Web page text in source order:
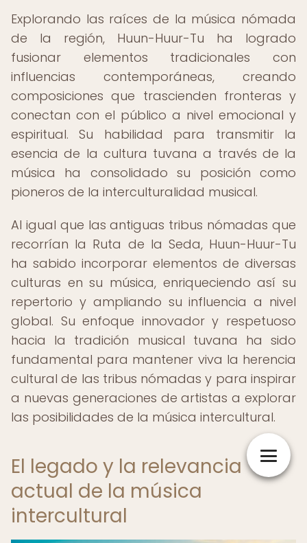
Explorando las raíces de la música nómada
de la región, Huun-Huur-Tu ha logrado
fusionar elementos tradicionales con
influencias contemporáneas, creando
composiciones que trascienden fronteras y
conectan con el público a nivel emocional y
espiritual. Su habilidad para transmitir la
esencia de la cultura tuvana a través de la
música ha consolidado su posición como
pioneros de la interculturalidad musical.
Al igual que las antiguas tribus nómadas que
recorrían la Ruta de la Seda, Huun-Huur-Tu
ha sabido incorporar elementos de diversas
culturas en su música, enriqueciendo así su
repertorio y ampliando su influencia a nivel
global. Su enfoque innovador y respetuoso
hacia la tradición musical tuvana ha sido
fundamental para mantener viva la herencia
cultural de las tribus nómadas y para inspirar
a nuevas generaciones de artistas a explorar
las posibilidades de la música intercultural.
El legado y la relevancia
actual de la música
intercultural